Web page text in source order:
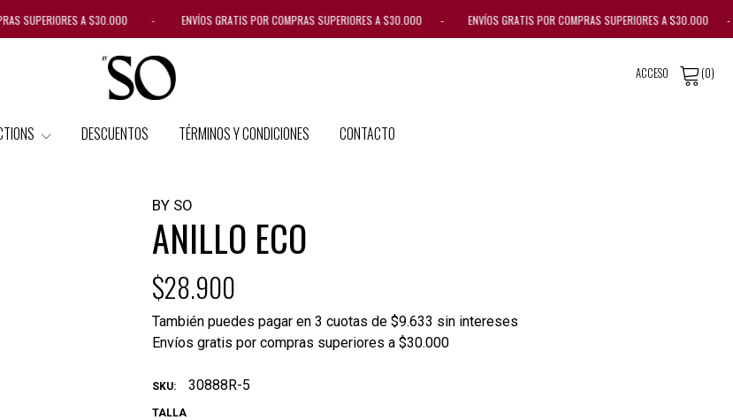
SUPERIORES A $30.000 - ENVÍOS GRATIS POR COMPRAS SUPERIORES A $30.000 - ENVÍOS GRATIS POR COMPRAS SUPERIORES A
ACCESO (0)
DESCUENTOS TÉRMINOS Y CONDICIONES CONTACTO
BY SO
ANILLO ECO
$28.900
También puedes pagar en 3 cuotas de $9.633 sin intereses
Envíos gratis por compras superiores a $30.000
SKU: 30888R-5
TALLA